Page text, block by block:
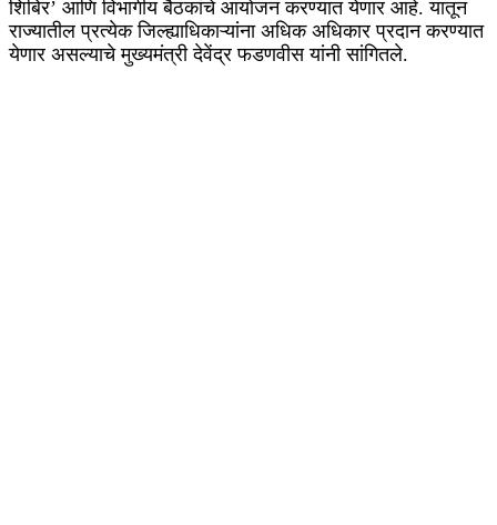
शिबिर’ आणि विभागीय बैठकांचे आयोजन करण्यात येणार आहे. यातून
राज्यातील प्रत्येक जिल्ह्याधिकाऱ्यांना अधिक अधिकार प्रदान करण्यात
येणार असल्याचे मुख्यमंत्री देवेंद्र फडणवीस यांनी सांगितले.